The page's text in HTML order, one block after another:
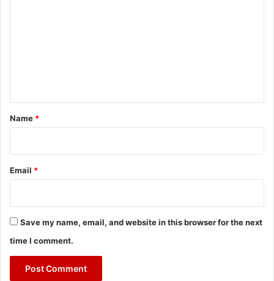
*
Name *
Email *
Save my name, email, and website in this browser for the next
time I comment.